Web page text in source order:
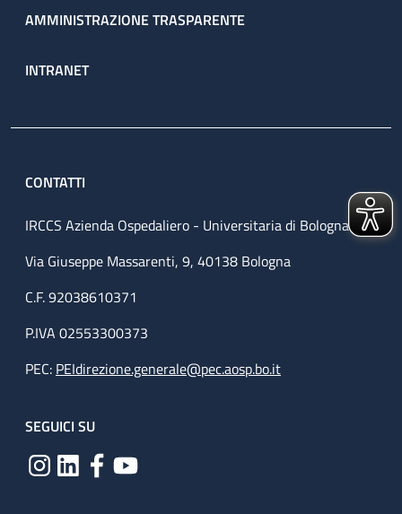
AMMINISTRAZIONE TRASPARENTE
INTRANET
CONTATTI
IRCCS Azienda Ospedaliero - Universitaria di Bologna
Via Giuseppe Massarenti, 9, 40138 Bologna
C.F. 92038610371
P.IVA 02553300373
PEC: PEIdirezione.generale@pec.aosp.bo.it
SEGUICI SU